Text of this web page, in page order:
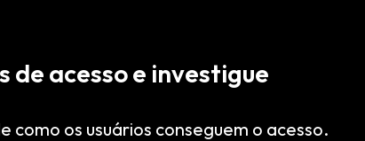
de acesso e investigue
como os usuários conseguem o acesso.